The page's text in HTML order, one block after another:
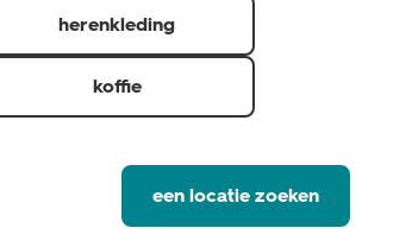
herenkleding
koffie
een locatie zoeken